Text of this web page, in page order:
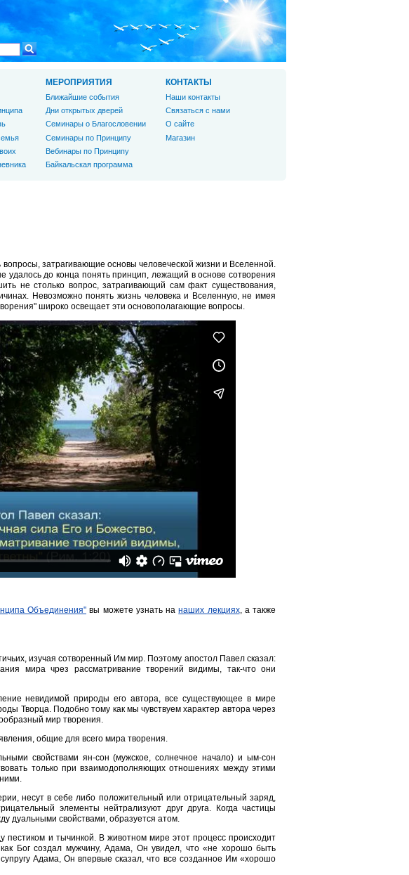
затрагивающие основы человеческой жизни и Вселенной.
до конца понять принцип, лежащий в основе сотворения
не столько вопрос, затрагивающий сам факт существования,
Невозможно понять жизнь человека и Вселенную, не имея
широко освещает эти основополагающие вопросы.
Объединения" вы можете узнать нанаших лекциях, а также
изучая сотворенный Им мир. Поэтому апостол Павел сказал:
мира чрез рассматривание творений видимы, так-что они
невидимой природы его автора, все существующее в мире
Творца. Подобно тому как мы чувствуем характер автора через
мир творения.
общие для всего мира творения.
свойствами ян-сон (мужское, солнечное начало) и ым-сон
только при взаимодополняющих отношениях между этими
несут в себе либо положительный или отрицательный заряд,
элементы нейтрализуют друг друга. Когда частицы
дуальными свойствами, образуется атом.
пестиком и тычинкой. В животном мире этот процесс происходит
Бог создал мужчину, Адама, Он увидел, что «не хорошо быть
Адама, Он впервые сказал, что все созданное Им «хорошо
МЕРОПРИЯТИЯ
Ближайшие события
Дни открытых дверей
Семинары о Благословении
Семинары по Принципу
Вебинары по Принципу
Байкальская программа
КОНТАКТЫ
Наши контакты
Связаться с нами
О сайте
Магазин